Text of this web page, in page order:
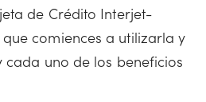
de Crédito Interjet-
comiences a utilizarla y
uno de los beneficios